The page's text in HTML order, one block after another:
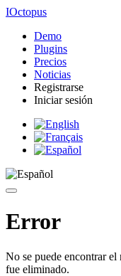
IOctopus
Demo
Plugins
Precios
Noticias
Registrarse
Iniciar sesión
Error
No se puede encontrar
fue eliminado.